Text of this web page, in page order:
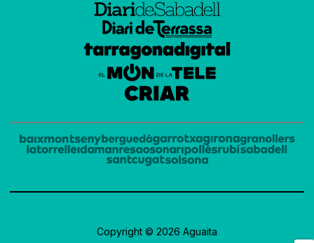
Copyright © 2026 Aguaita